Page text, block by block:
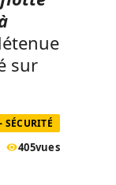
sur
SÉCURITÉ
405vues